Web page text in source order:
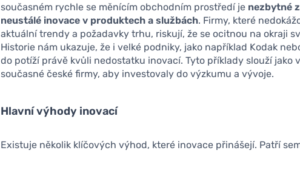
současném rychle se měnícím obchodním prostředí je nezbytné
neustálé inovace v produktech a službách. Firmy, které
aktuální trendy a požadavky trhu, riskují, že se ocitnou na okraji
Historie nám ukazuje, že i velké podniky, jako například Kodak
do potíží právě kvůli nedostatku inovací. Tyto příklady slouží jako
současné české firmy, aby investovaly do výzkumu a vývoje.
Hlavní výhody inovací
Existuje několik klíčových výhod, které inovace přinášejí. Patří